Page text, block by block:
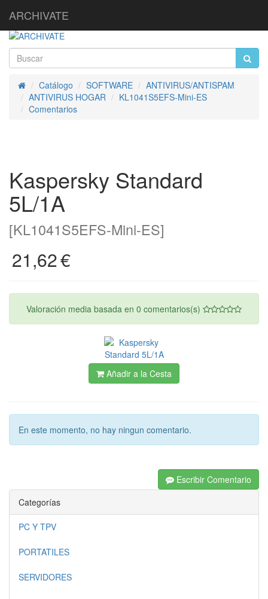
ARCHIVATE
InicioCatálogo SOFTWARE
ANTIVIRUS/ANTISPAM
ANTIVIRUS HOGAR
KL1041S5EFS-Mini-ES
Comentarios
Kaspersky Standard
5L/1A
[KL1041S5EFS-Mini-ES]
21,62€
Valoración media basada en 0 comentarios(s)
Añadir a la Cesta
En este momento, no hay ningun comentario.
Escribir Comentario
Categorías
PC Y TPV
PORTATILES
SERVIDORES